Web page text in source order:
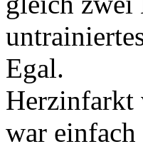
Egal.
Herzinfarkt
war einfach